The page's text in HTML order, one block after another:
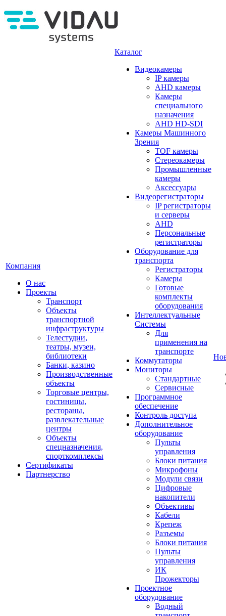
Компания
О нас
Проекты
Транспорт
Объекты
транспортной
инфраструктуры
Телестудии,
театры, музеи,
библиотеки
Банки, казино
Производственные
объекты
Торговые центры,
гостиницы,
рестораны,
развлекательные
центры
Объекты
спецназначения,
спорткомплексы
Сертификаты
Партнерство
Каталог
Видеокамеры
IP камеры
AHD камеры
Камеры
специального
назначения
AHD HD-SDI
Камеры Машинного
Зрения
TOF камеры
Стереокамеры
Промышленные
камеры
Аксессуары
Видеорегистраторы
IP регистраторы
и серверы
AHD
Персональные
регистраторы
Оборудование для
транспорта
Регистраторы
Камеры
Готовые
комплекты
оборудования
Интеллектуальные
Системы
Для
применения на
транспорте
Коммутаторы
Мониторы
Стандартные
Сервисные
Программное
обеспечение
Контроль доступа
Дополнительное
оборудование
Пульты
управления
Блоки питания
Микрофоны
Модули связи
Цифровые
накопители
Объективы
Кабели
Крепеж
Разъемы
Блоки питания
Пульты
управления
ИК
Прожекторы
Проектное
оборудование
Водный